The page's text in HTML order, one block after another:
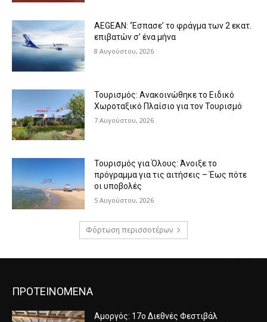
AEGEAN: ‘Έσπασε’ το φράγμα των 2 εκατ.
επιβατών σ’ ένα μήνα
8 Αυγούστου, 2026
Τουρισμός: Ανακοινώθηκε το Ειδικό
Χωροταξικό Πλαίσιο για τον Τουρισμό
7 Αυγούστου, 2026
Τουρισμός για Όλους: Άνοιξε το
πρόγραμμα για τις αιτήσεις – Έως πότε
οι υποβολές
5 Αυγούστου, 2026
Φόρτωση περισσοτέρων
ΠΡΟΤΕΙΝΟΜΕΝΑ
Αμοργός: 17ο Διεθνές Φεστιβάλ